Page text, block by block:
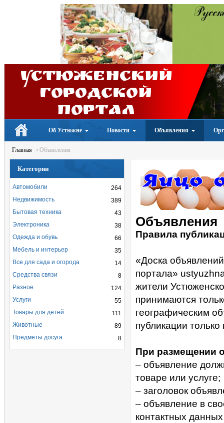
Устюженский
Городской
портал
Об Устюжне Новости Объявления
Главная Объявления
Объявления
Правила
«Доска
портала»
жители
принимаются
географическим
публикации
При размещении
– объявление
товаре или услуге;
– заголовок
– объявление в
контактных
Категории
264
Автомобили
389
Недвижимость
43
Бытовая техника
38
Электроника
66
Одежда и обувь
35
Мебель и интерьер
14
Все для сада и огорода
8
Средства связи
124
Разное
55
Услуги
111
Товары для детей
89
Животные
8
Предметы досуга